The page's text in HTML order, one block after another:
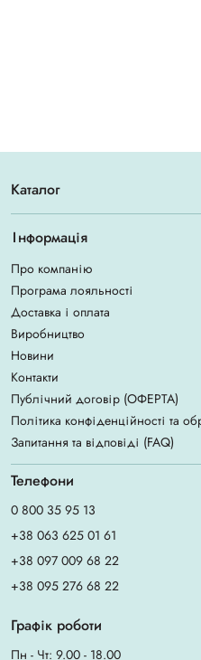
Каталог
Інформація
Про компанію
Програма лояльності
Доставка і оплата
Виробництво
Новини
Контакти
Публічний договір (ОФЕРТА)
Політика конфіденційності та
Запитання та відповіді (FAQ)
Телефони
0 800 35 95 13
+38 063 625 01 61
+38 097 009 68 22
+38 095 276 68 22
Графік роботи
Пн - Чт: 9.00 - 18.00